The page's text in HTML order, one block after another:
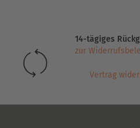
14-tägiges
zur
Vertrag